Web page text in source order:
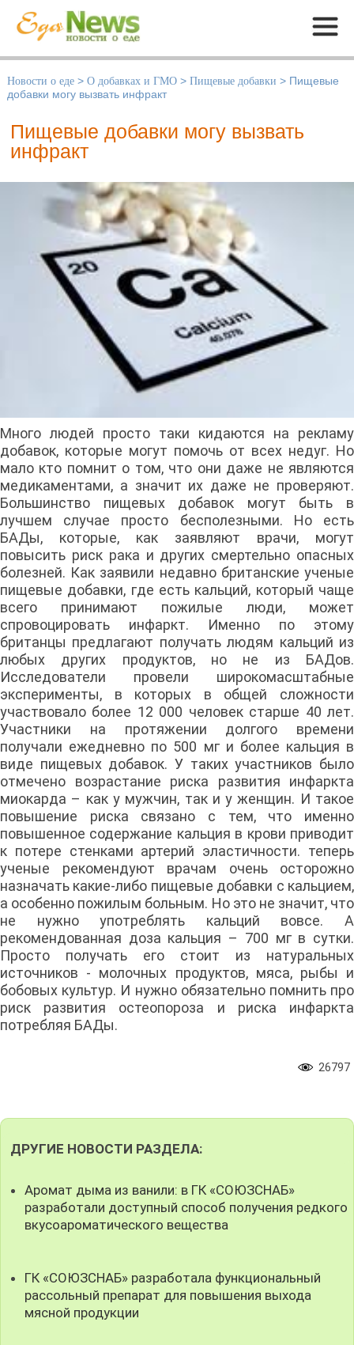
Меню
Новости о еде > О добавках и ГМО > Пищевые добавки > Пищевые
добавки могу вызвать инфракт
Пищевые добавки могу вызвать
инфракт
Много людей просто таки кидаются на рекламу
добавок, которые могут помочь от всех недуг. Но
мало кто помнит о том, что они даже не являются
медикаментами, а значит их даже не проверяют.
Большинство пищевых добавок могут быть в
лучшем случае просто бесполезными. Но есть
БАДы, которые, как заявляют врачи, могут
повысить риск рака и других смертельно опасных
болезней. Как заявили недавно британские ученые
пищевые добавки, где есть кальций, который чаще
всего принимают пожилые люди, может
спровоцировать инфаркт. Именно по этому
британцы предлагают получать людям кальций из
любых других продуктов, но не из БАДов.
Исследователи провели широкомасштабные
эксперименты, в которых в общей сложности
участвовало более 12 000 человек старше 40 лет.
Участники на протяжении долгого времени
получали ежедневно по 500 мг и более кальция в
виде пищевых добавок. У таких участников было
отмечено возрастание риска развития инфаркта
миокарда – как у мужчин, так и у женщин. И такое
повышение риска связано с тем, что именно
повышенное содержание кальция в крови приводит
к потере стенками артерий эластичности. теперь
ученые рекомендуют врачам очень осторожно
назначать какие-либо пищевые добавки с кальцием,
а особенно пожилым больным. Но это не значит, что
не нужно употреблять кальций вовсе. А
рекомендованная доза кальция – 700 мг в сутки.
Просто получать его стоит из натуральных
источников - молочных продуктов, мяса, рыбы и
бобовых культур. И нужно обязательно помнить про
риск развития остеопороза и риска инфаркта
потребляя БАДы.
26797
ДРУГИЕ НОВОСТИ РАЗДЕЛА:
Аромат дыма из ванили: в ГК «СОЮЗСНАБ»
разработали доступный способ получения редкого
вкусоароматического вещества
ГК «СОЮЗСНАБ» разработала функциональный
рассольный препарат для повышения выхода
мясной продукции